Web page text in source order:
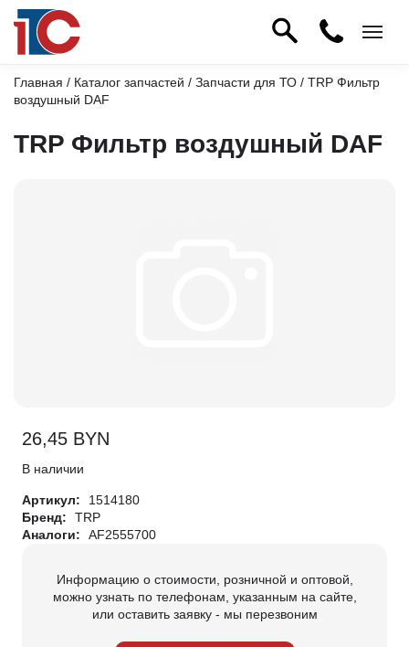
Главная / Каталог запчастей / Запчасти для ТО / TRP Фильтр
воздушный DAF
TRP Фильтр воздушный DAF
26,45 BYN
В наличии
Артикул:
1514180
Бренд:
TRP
Аналоги:
AF2555700
Информацию о стоимости, розничной и оптовой,
можно узнать по телефонам, указанным на сайте,
или оставить заявку - мы перезвоним